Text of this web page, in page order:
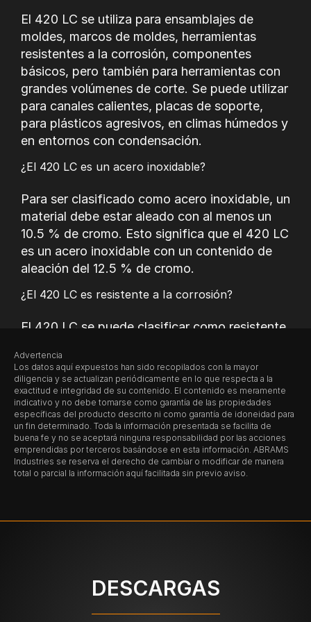
fabricación de compresores, piezas para compresores,
instrumentos quirúrgicos
El 420 LC se utiliza para ensamblajes de
moldes, marcos de moldes, herramientas
resistentes a la corrosión, componentes
básicos, pero también para herramientas con
grandes volúmenes de corte. Se puede utilizar
para canales calientes, placas de soporte,
para plásticos agresivos, en climas húmedos y
en entornos con condensación.
¿El 420 LC es un acero inoxidable?
Para ser clasificado como acero inoxidable, un
material debe estar aleado con al menos un
10.5 % de cromo. Esto significa que el 420 LC
es un acero inoxidable con un contenido de
aleación del 12.5 % de cromo.
¿El 420 LC es resistente a Ia corrosión?
El 420 LC se puede clasificar como resistente
másica del 12.5 % de cromo.
Corrosión general del 420 LC
Este acero para moldes resistente a la
corrosión se puede utilizar para procesar
plásticos agresivos, en condiciones climáticas
húmedas y en entornos con condensación.
sea magnetizable y adecuado para sujetarse
Advertencia
Los datos aquí expuestos han sido recopilados con la mayor
diligencia y se actualizan periódicamente en lo que respecta a la
exactitud e integridad de su contenido. El contenido es meramente
indicativo y no debe tomarse como garantía de las propiedades
específicas del producto descrito ni como garantía de idoneidad para
un fin determinado. Toda la información presentada se facilita de
buena fe y no se aceptará ninguna responsabilidad por las acciones
emprendidas por terceros basándose en esta información. ABRAMS
Industries se reserva el derecho de cambiar o modificar de manera
total o parcial la información aquí facilitada sin previo aviso.
DESCARGAS